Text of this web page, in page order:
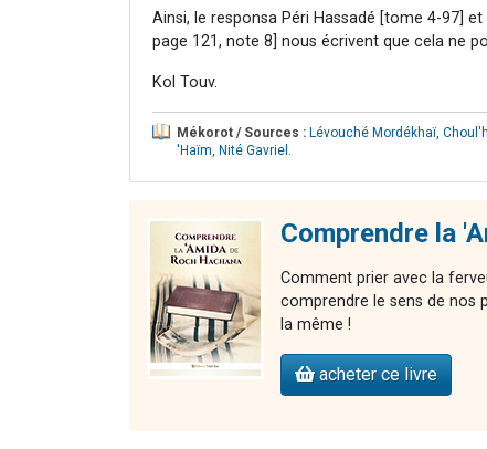
Ainsi, le responsa Péri Hassadé [tome 4-97]
page 121, note 8] nous écrivent que cela ne
Kol Touv.
Mékorot / Sources : Lévouché Mordékhaï,
'Haïm Nité Gavriel
Comprendre la
Comment prier avec la
comprendre le sens de nos
la même !
acheter ce livre